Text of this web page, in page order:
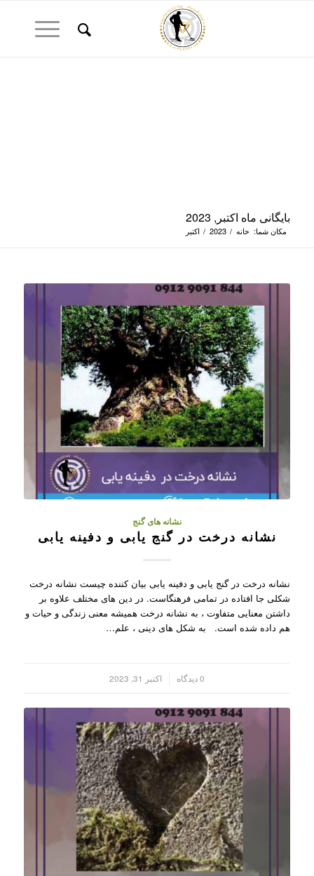
بایگانی ماه اکتبر, 2023
مکان شما: خانه /
2023
/ اکتبر
نشانه های گنج
نشانه درخت در گنج یابی و دفینه یابی
نشانه درخت در گنج یابی و دفینه یابی بیان کننده چیست نشانه درخت
شکلی جا افتاده در تمامی فرهنگاست. در دین های مختلف علاوه بر
داشتن معنایی متفاوت ، به نشانه درخت همیشه معنی زندگی و حیات و
هم داده شده است. به شکل های دینی ، علم…
0 دیدگاه اکتبر 31, 2023